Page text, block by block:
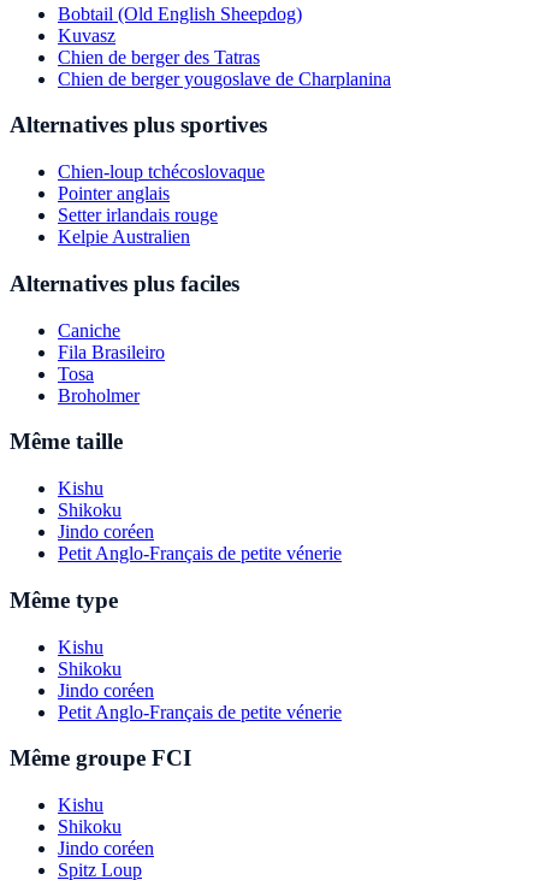
Bobtail (Old English Sheepdog)
Kuvasz
Chien de berger des Tatras
Chien de berger yougoslave de Charplanina
Alternatives plus sportives
Chien-loup tchécoslovaque
Pointer anglais
Setter irlandais rouge
Kelpie Australien
Alternatives plus faciles
Caniche
Fila Brasileiro
Tosa
Broholmer
Même taille
Kishu
Shikoku
Jindo coréen
Petit Anglo-Français de petite vénerie
Même type
Kishu
Shikoku
Jindo coréen
Petit Anglo-Français de petite vénerie
Même groupe FCI
Kishu
Shikoku
Jindo coréen
Spitz Loup